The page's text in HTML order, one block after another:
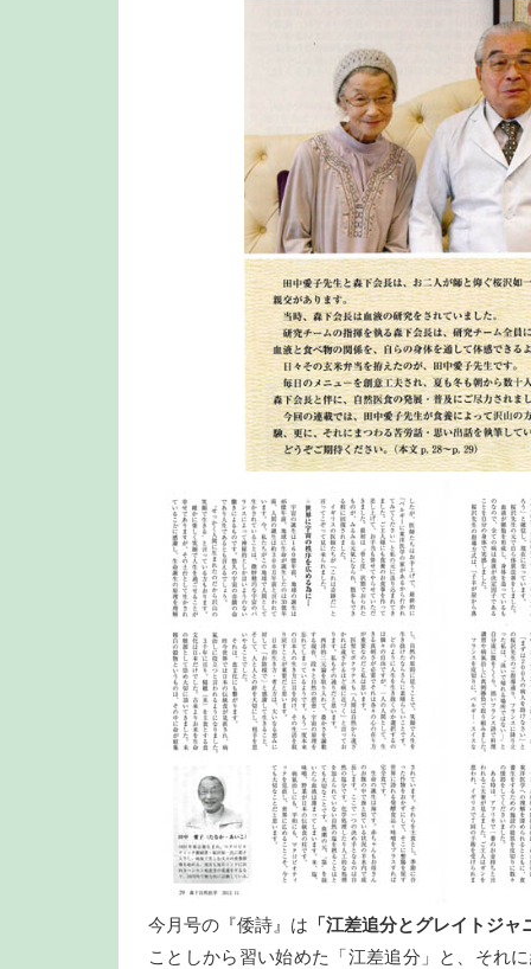
今月号の『倭詩』は 「江差追分とグレイトジャ
ことしから習い始めた「江差追分」と、それ